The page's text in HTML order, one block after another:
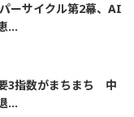
ーサイクル第2幕、AI
...
3指数がまちまち 中
...